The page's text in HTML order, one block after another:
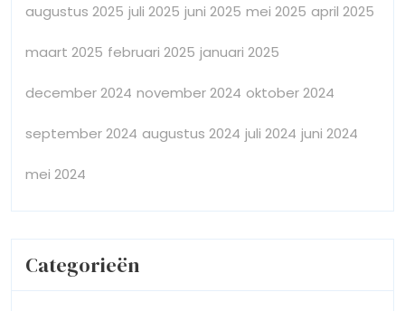
augustus 2025 juli 2025 juni 2025 mei 2025 april 2025
maart 2025 februari 2025 januari 2025
december 2024 november 2024 oktober 2024
september 2024 augustus 2024 juli 2024 juni 2024
mei 2024
Categorieën